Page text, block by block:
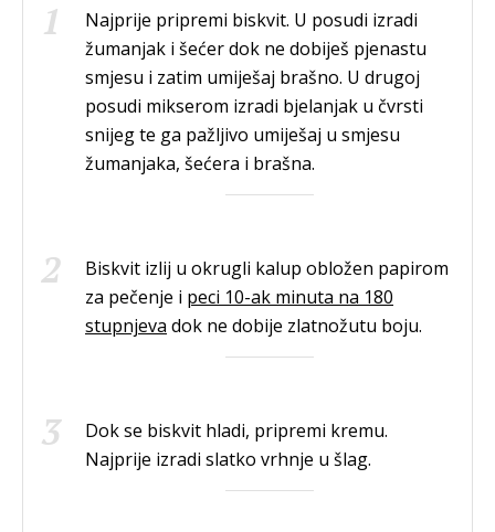
Najprije pripremi biskvit. U posudi izradi
žumanjak i šećer dok ne dobiješ pjenastu
smjesu i zatim umiješaj brašno. U drugoj
posudi mikserom izradi bjelanjak u čvrsti
snijeg te ga pažljivo umiješaj u smjesu
žumanjaka, šećera i brašna.
Biskvit izlij u okrugli kalup obložen papirom
za pečenje i peci 10-ak minuta na 180
stupnjeva dok ne dobije zlatnožutu boju.
Dok se biskvit hladi, pripremi kremu.
Najprije izradi slatko vrhnje u šlag.